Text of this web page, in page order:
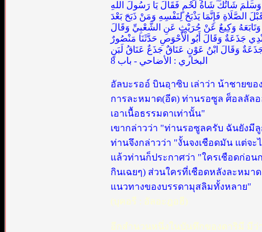
شَاتُكَ شَاةُ لَحْمٍ فَقَالَ يَا رَسُولَ اللهِ
الصَّلَاةِ فَإِنَّمَا يَذْبَحُ لِنَفْسِهِ وَمَنْ ذَبَحَ بَعْدَ
وَتَابَعَهُ وَكِيعٌ عَنْ حُرَيْثٍ عَنِ الشَّعْبِيِّ وَقَالَ
جَذَعَةٌ وَقَالَ أَبُو الْأَحْوَصِ حَدَّثَنَا مَنْصُورٌ
وَقَالَ ابْنُ عَوْنٍ عَنَاقٌ جَذَعٌ عَنَاقُ لَبَنٍ
البخاري : الأضاحي - باب 8
อัลบะรออ์ บินอฺาซิบ เล่าว่า น้าชายข
การละหมาด(อีด) ท่านรอซูล ศ็อลลัลอ
เอาเนื้อธรรมดาเท่านั้น"
เขากล่าวว่า "ท่านรอซูลครับ ฉันยังมี
ท่านจึงกล่าวว่า "งั้นจงเชือดมัน แต่จ
แล้วท่านก็ประกาศว่า "ใครเชือดก่อน
กินเฉยๆ) ส่วนใครที่เชือดหลังละหม
แนวทางของบรรดามุสลิมทั้งหลาย"
(บุคอรี : อัลอะฎอฮี)
อีกสำนวนหนึ่งในบันทึกของดาริมี มีว่